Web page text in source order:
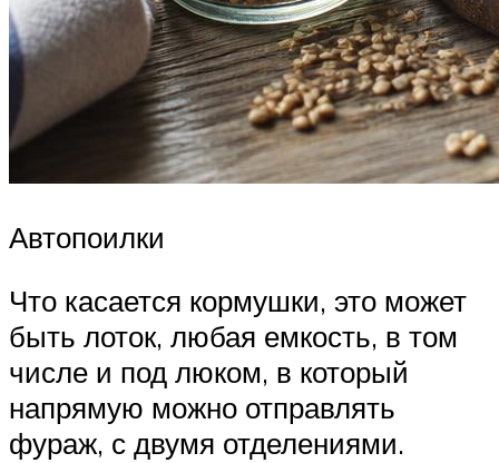
Автопоилки
Что касается кормушки, это может
быть лоток, любая емкость, в том
числе и под люком, в который
напрямую можно отправлять
фураж, с двумя отделениями.